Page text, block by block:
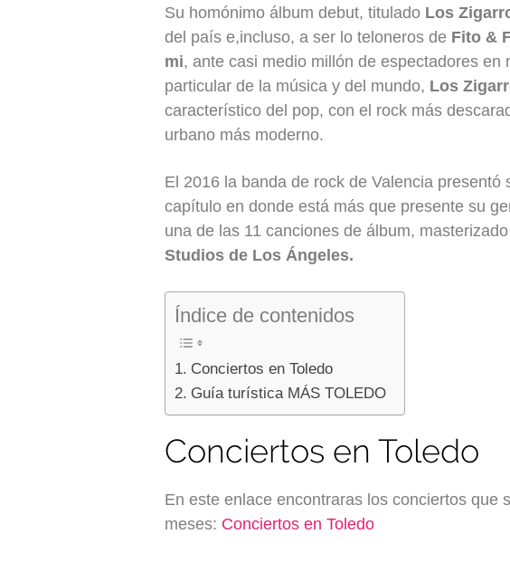
Su homónimo álbum debut, titulado Los
del país e,incluso, a ser lo teloneros de Fito &
mi, ante casi medio millón de espectadores
particular de la música y del mundo, Los
característico del pop, con el rock más
urbano más moderno.
El 2016 la banda de rock de Valencia
capítulo en donde está más que presente su
una de las 11 canciones de álbum,
Studios de Los Ángeles.
Índice de contenidos
Conciertos en Toledo
Guía turística MÁS TOLEDO
Conciertos en Toledo
En este enlace encontraras los conciertos que
meses: Conciertos en Toledo